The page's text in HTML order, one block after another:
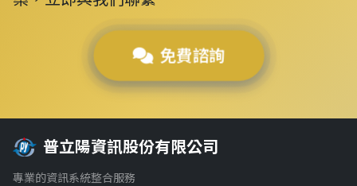
免費諮詢
普立陽資訊股份有限公司
專業的資訊系統整合服務